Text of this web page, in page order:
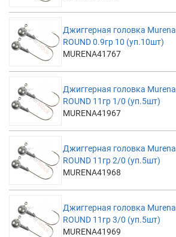
Джиггерная головка Murena
ROUND 0.9гр 10 (уп.10шт)
MURENA41767
Джиггерная головка Murena
ROUND 11гр 1/0 (уп.5шт)
MURENA41967
Джиггерная головка Murena
ROUND 11гр 2/0 (уп.5шт)
MURENA41968
Джиггерная головка Murena
ROUND 11гр 3/0 (уп.5шт)
MURENA41969